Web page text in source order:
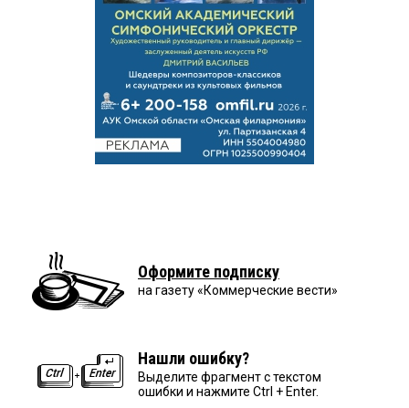
Оформите подписку
на газету «Коммерческие вести»
Нашли ошибку?
Выделите фрагмент с текстом
ошибки и нажмите Ctrl + Enter.